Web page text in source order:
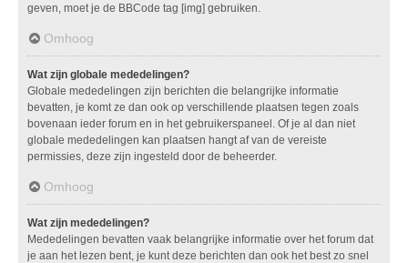
geven, moet je de BBCode tag [img] gebruiken.
Omhoog
Wat zijn globale mededelingen?
Globale mededelingen zijn berichten die belangrijke informatie
bevatten, je komt ze dan ook op verschillende plaatsen tegen zoals
bovenaan ieder forum en in het gebruikerspaneel. Of je al dan niet
globale mededelingen kan plaatsen hangt af van de vereiste
permissies, deze zijn ingesteld door de beheerder.
Omhoog
Wat zijn mededelingen?
Mededelingen bevatten vaak belangrijke informatie over het forum dat
je aan het lezen bent, je kunt deze berichten dan ook het best zo snel